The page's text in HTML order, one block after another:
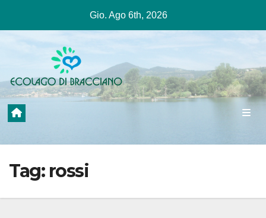
contenuto
Gio. Ago 6th, 2026
Tag: rossi